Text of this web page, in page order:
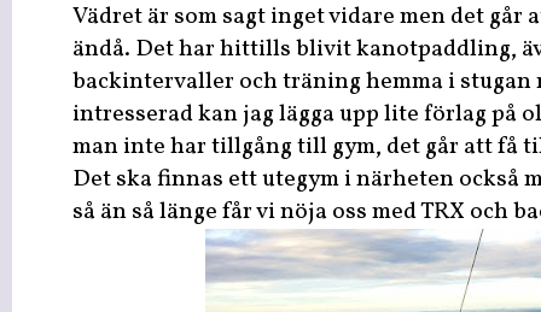
Vädret är som sagt inget vidare men det går
ändå. Det har hittills blivit kanotpaddling,
backintervaller och träning hemma i stugan
intresserad kan jag lägga upp lite förlag på
man inte har tillgång till gym, det går att få
Det ska finnas ett utegym i närheten också
så än så länge får vi nöja oss med TRX och